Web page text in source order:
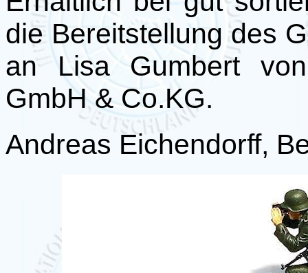
die Bereitstellung des
an Lisa Gumbert von
GmbH & Co.KG.
Andreas Eichendorff,